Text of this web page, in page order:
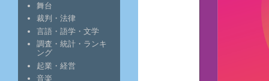
舞台
裁判・法律
言語・語学・文学
調査・統計・ランキ
ング
起業・経営
音楽